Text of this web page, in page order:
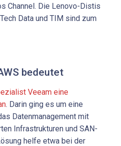
Channel. Die Lenovo-Distis
Data und TIM sind zum
bedeutet
Veeam eine
. Darin ging es um eine
Datenmanagement mit
Infrastrukturen und SAN-
helfe etwa bei der